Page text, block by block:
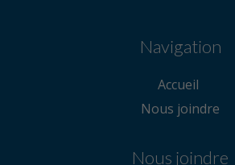
Navigation
Accueil
Nous joindre
Nous joindre